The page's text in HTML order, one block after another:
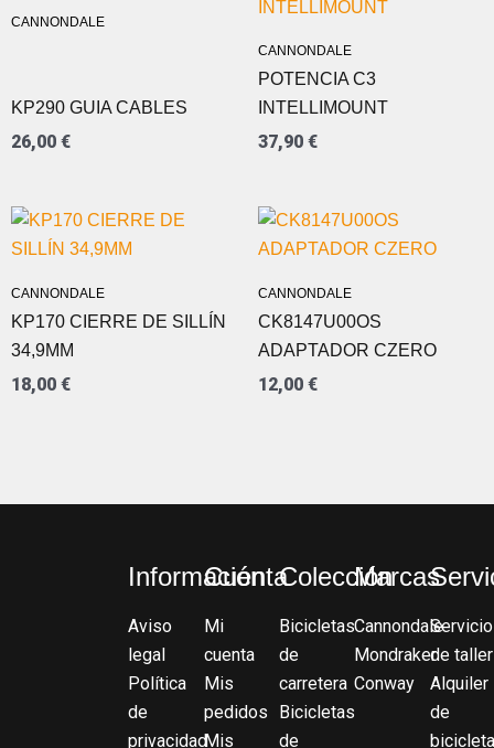
CANNONDALE
KP290 GUIA CABLES
26,00 €
CANNONDALE
POTENCIA C3
INTELLIMOUNT
37,90 €
CANNONDALE
KP170 CIERRE DE SILLÍN
34,9MM
18,00 €
CANNONDALE
CK8147U00OS
ADAPTADOR CZERO
12,00 €
Información
Aviso
legal
Política
de
privacidad
Cuenta
Mi
cuenta
Mis
pedidos
Mis
Colección
Bicicletas
de
carretera
Bicicletas
de
Marcas
Cannondale
Mondraker
Conway
Servicio
de taller
Alquiler
de